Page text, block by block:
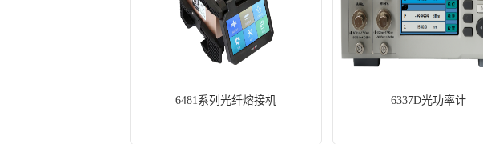
6481系列光纤熔接机 6337D光功率计